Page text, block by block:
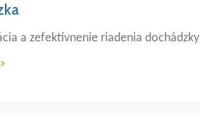
a zefektívnenie riadenia dochádzky